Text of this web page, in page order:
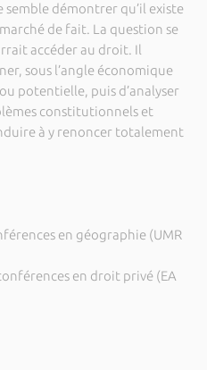
démontrer qu’il existe
de fait. La question se
accéder au droit. Il
sous l’angle économique
potentielle, puis d’analyser
constitutionnels et
à y renoncer totalement
en géographie (UMR
en droit privé (EA